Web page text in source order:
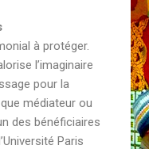
à protéger.
l’imaginaire
pour la
médiateur ou
des bénéficiaires
Paris